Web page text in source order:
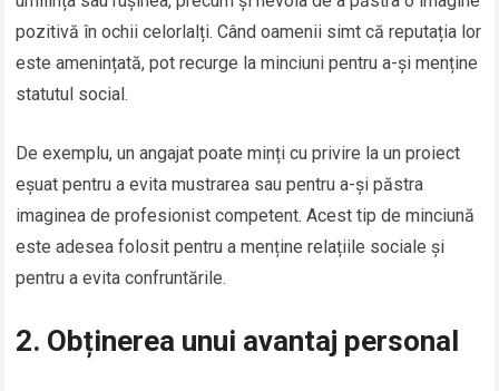
pozitivă în ochii celorlalți. Când oamenii simt că reputația lor
este amenințată, pot recurge la minciuni pentru a-și menține
statutul social.
De exemplu, un angajat poate minți cu privire la un proiect
eșuat pentru a evita mustrarea sau pentru a-și păstra
imaginea de profesionist competent. Acest tip de minciună
este adesea folosit pentru a menține relațiile sociale și
pentru a evita confruntările.
2. Obținerea unui avantaj personal